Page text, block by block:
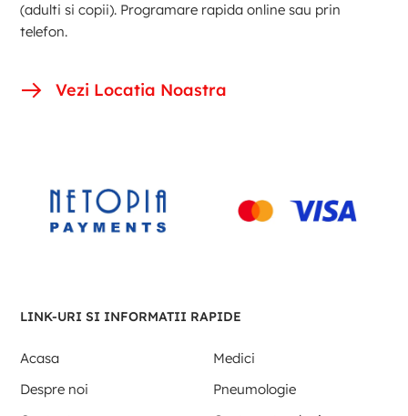
(adulti si copii). Programare rapida online sau prin
telefon.
Vezi Locatia Noastra
LINK-URI SI INFORMATII RAPIDE
Acasa
Medici
Despre noi
Pneumologie